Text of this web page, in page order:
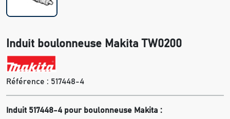
Induit boulonneuse Makita TW0200
Référence : 517448-4
Induit 517448-4 pour boulonneuse Makita :